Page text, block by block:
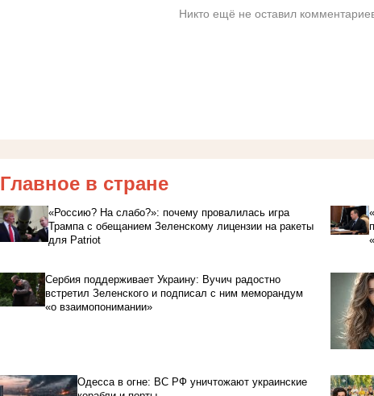
Никто ещё не оставил
Главное в стране
«Россию? На слабо?»: почему провалилась игра
Трампа с обещанием Зеленскому лицензии на ракеты
для Patriot
Сербия поддерживает Украину: Вучич радостно
встретил Зеленского и подписал с ним меморандум
«о взаимопонимании»
Одесса в огне: ВС РФ уничтожают украинские